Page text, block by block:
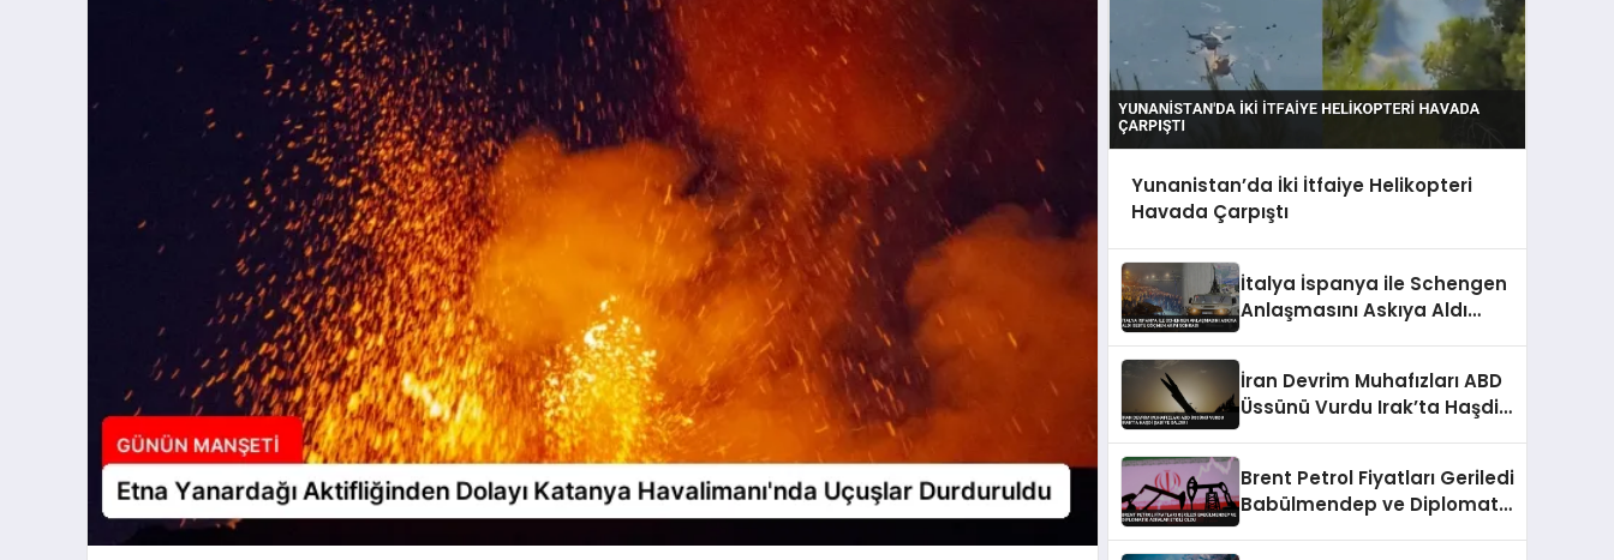
Yunanistan’da İki İtfaiye Helikopteri
Havada Çarpıştı
İtalya İspanya ile Schengen
Anlaşmasını Askıya Aldı
İran Devrim Muhafızları ABD
Üssünü Vurdu Irak’ta Haşdi
Brent Petrol Fiyatları Geriledi
Babülmendep ve Diplomatik